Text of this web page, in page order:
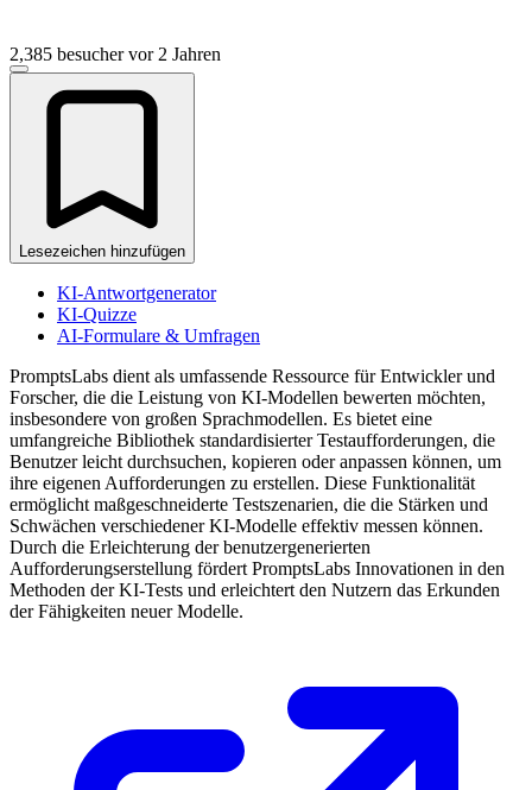
2,385 besucher vor 2 Jahren
Lesezeichen hinzufügen
KI-Antwortgenerator
KI-Quizze
AI-Formulare & Umfragen
PromptsLabs dient als umfassende Ressource für Entwickler und
Forscher, die die Leistung von KI-Modellen bewerten möchten,
insbesondere von großen Sprachmodellen. Es bietet eine
umfangreiche Bibliothek standardisierter Testaufforderungen, die
Benutzer leicht durchsuchen, kopieren oder anpassen können, um
ihre eigenen Aufforderungen zu erstellen. Diese Funktionalität
ermöglicht maßgeschneiderte Testszenarien, die die Stärken und
Schwächen verschiedener KI-Modelle effektiv messen können.
Durch die Erleichterung der benutzergenerierten
Aufforderungserstellung fördert PromptsLabs Innovationen in den
Methoden der KI-Tests und erleichtert den Nutzern das Erkunden
der Fähigkeiten neuer Modelle.